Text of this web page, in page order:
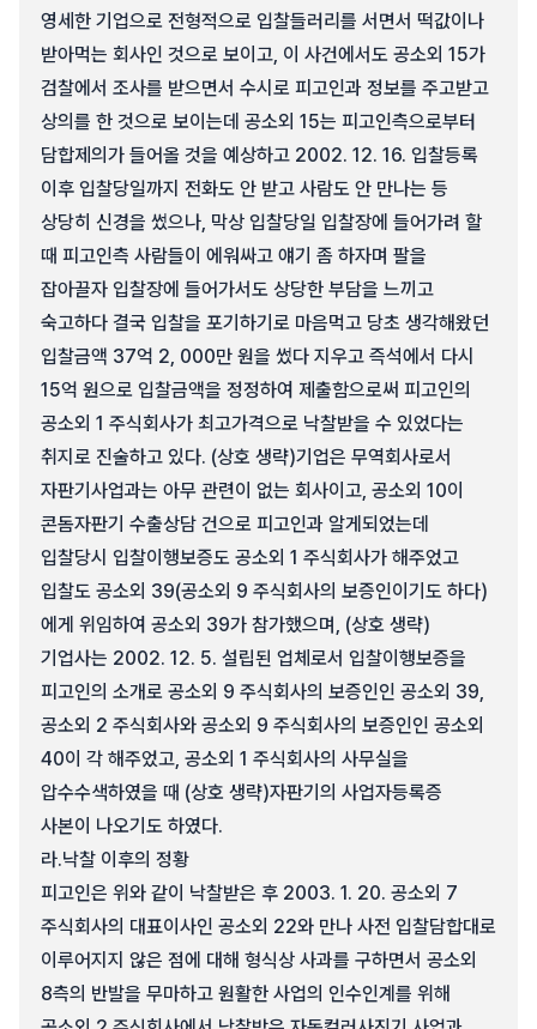
영세한 기업으로 전형적으로 입찰들러리를 서면서 떡값이나
받아먹는 회사인 것으로 보이고, 이 사건에서도 공소외 15가
검찰에서 조사를 받으면서 수시로 피고인과 정보를 주고받고
상의를 한 것으로 보이는데 공소외 15는 피고인측으로부터
담합제의가 들어올 것을 예상하고 2002. 12. 16. 입찰등록
이후 입찰당일까지 전화도 안 받고 사람도 안 만나는 등
상당히 신경을 썼으나, 막상 입찰당일 입찰장에 들어가려 할
때 피고인측 사람들이 에워싸고 얘기 좀 하자며 팔을
잡아끌자 입찰장에 들어가서도 상당한 부담을 느끼고
숙고하다 결국 입찰을 포기하기로 마음먹고 당초 생각해왔던
입찰금액 37억 2, 000만 원을 썼다 지우고 즉석에서 다시
15억 원으로 입찰금액을 정정하여 제출함으로써 피고인의
공소외 1 주식회사가 최고가격으로 낙찰받을 수 있었다는
취지로 진술하고 있다. (상호 생략)기업은 무역회사로서
자판기사업과는 아무 관련이 없는 회사이고, 공소외 10이
콘돔자판기 수출상담 건으로 피고인과 알게되었는데
입찰당시 입찰이행보증도 공소외 1 주식회사가 해주었고
입찰도 공소외 39(공소외 9 주식회사의 보증인이기도 하다)
에게 위임하여 공소외 39가 참가했으며, (상호 생략)
기업사는 2002. 12. 5. 설립된 업체로서 입찰이행보증을
피고인의 소개로 공소외 9 주식회사의 보증인인 공소외 39,
공소외 2 주식회사와 공소외 9 주식회사의 보증인인 공소외
40이 각 해주었고, 공소외 1 주식회사의 사무실을
압수수색하였을 때 (상호 생략)자판기의 사업자등록증
사본이 나오기도 하였다.
라.낙찰 이후의 정황
피고인은 위와 같이 낙찰받은 후 2003. 1. 20. 공소외 7
주식회사의 대표이사인 공소외 22와 만나 사전 입찰담합대로
이루어지지 않은 점에 대해 형식상 사과를 구하면서 공소외
8측의 반발을 무마하고 원활한 사업의 인수인계를 위해